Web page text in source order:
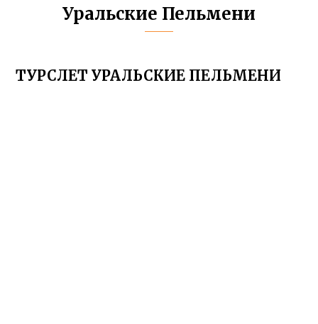
Уральские Пельмени
ТУРСЛЕТ УРАЛЬСКИЕ ПЕЛЬМЕНИ